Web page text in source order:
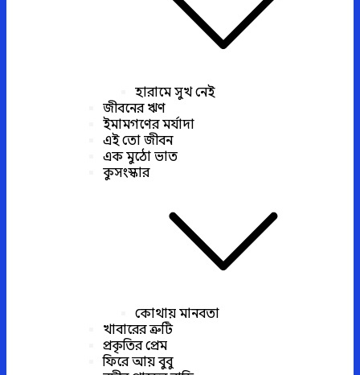
হারামে সুখ নেই
জীবনের ঋণ
ইমামগণের মর্যাদা
এই তো জীবন
এক মুঠো ভাত
কুসংস্কার
কোথায় মানবতা
খাবারের ত্রুটি
প্রকৃতির প্রেম
ফিরে আয় বুবু